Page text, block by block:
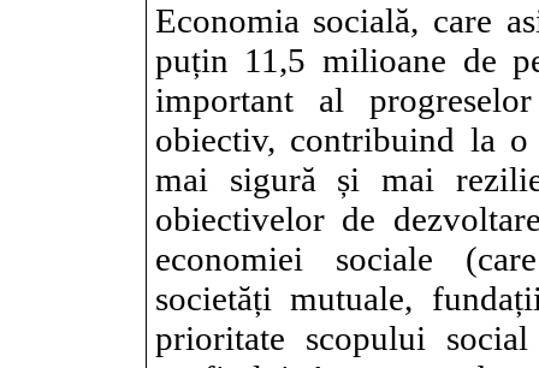
Economia socială, care
puțin 11,5 milioane de
important al
obiectiv, contribuind la
mai sigură și mai
obiectivelor de
economiei sociale
societăți mutuale,
prioritate scopului